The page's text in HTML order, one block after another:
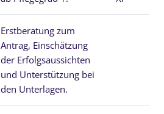
Erstberatung zum
Antrag, Einschätzung
der Erfolgsaussichten
und Unterstützung bei
den Unterlagen.